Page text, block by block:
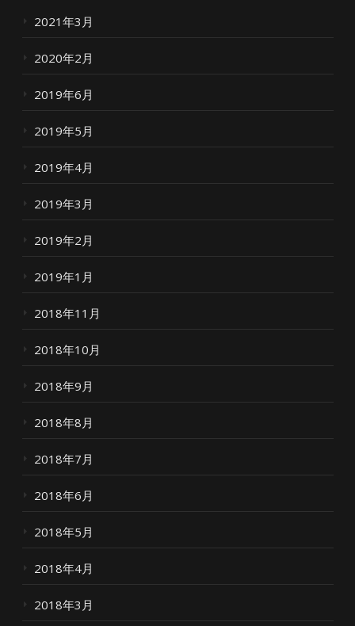
2021年3月
2020年2月
2019年6月
2019年5月
2019年4月
2019年3月
2019年2月
2019年1月
2018年11月
2018年10月
2018年9月
2018年8月
2018年7月
2018年6月
2018年5月
2018年4月
2018年3月